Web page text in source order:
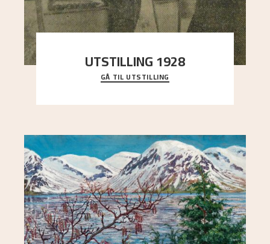
UTSTILLING 1928
Då Astrup døydde i 1928, tok vennene Moritz
Kaland og Simon Thorbjørnsen initiativ til å
GÅ TIL UTSTILLING